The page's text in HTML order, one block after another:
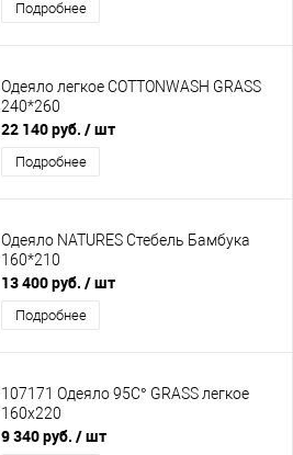
Подробнее
Одеяло легкое СOTTONWASH GRASS
240*260
22 140 руб. / шт
Подробнее
Одеяло NATURES Стебель Бамбука
160*210
13 400 руб. / шт
Подробнее
107171 Одеяло 95C° GRASS легкое
160х220
9 340 руб. / шт